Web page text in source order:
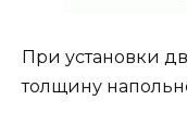
При установки
толщину